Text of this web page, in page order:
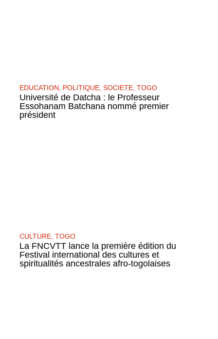
EDUCATION POLITIQUE SOCIETE TOGO
Université de Datcha : le Professeur
Essohanam Batchana nommé premier
président
CULTURE TOGO
La FNCVTT lance la première édition du
Festival international des cultures et
spiritualités ancestrales afro-togolaises